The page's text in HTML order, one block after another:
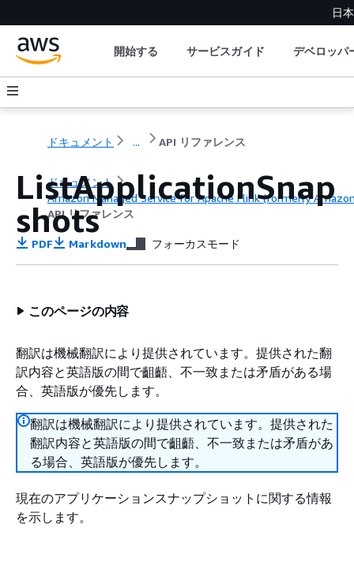
日
開始する サービスガイド デベロッパ
ドキュメント ... API リファレンス
ドキュメント
Amazon Managed Service for Apache Flink (formerly
API リファレンス
ListApplicationSnap
shots
PDF Markdown フォーカスモード
このページの内容
翻訳は機械翻訳により提供されています。提供された翻
訳内容と英語版の間で齟齬、不一致または矛盾がある場
合、英語版が優先します。
翻訳は機械翻訳により提供されています。提供された
翻訳内容と英語版の間で齟齬、不一致または矛盾があ
る場合、英語版が優先します。
現在のアプリケーションスナップショットに関する情報
を示します。